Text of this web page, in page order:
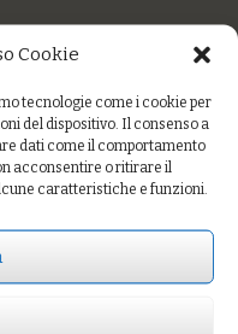
Cookie
tecnologie come i cookie per
del dispositivo. Il consenso a
dati come il comportamento
acconsentire o ritirare il
caratteristiche e funzioni.